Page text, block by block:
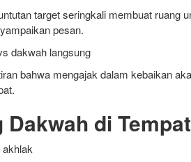
target seringkali membuat ruang
pesan.
dakwah langsung
bahwa mengajak dalam kebaikan
Dakwah di